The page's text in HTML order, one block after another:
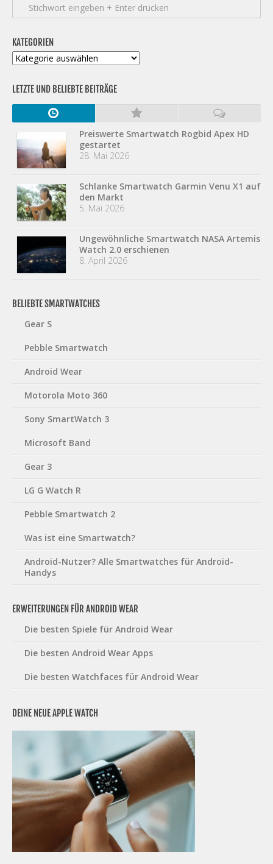
KATEGORIEN
Kategorien
LETZTE UND BELIEBTE BEITRÄGE
Preiswerte Smartwatch Rogbid Apex HD
gestartet
28. Mai 2026
Schlanke Smartwatch Garmin Venu X1 auf
den Markt
5. Mai 2026
Ungewöhnliche Smartwatch NASA Artemis
Watch 2.0 erschienen
8. April 2026
BELIEBTE SMARTWATCHES
Gear S
Pebble Smartwatch
Android Wear
Motorola Moto 360
Sony SmartWatch 3
Microsoft Band
Gear 3
LG G Watch R
Pebble Smartwatch 2
Was ist eine Smartwatch?
Android-Nutzer? Alle Smartwatches für Android-
Handys
ERWEITERUNGEN FÜR ANDROID WEAR
Die besten Spiele für Android Wear
Die besten Android Wear Apps
Die besten Watchfaces für Android Wear
DEINE NEUE APPLE WATCH